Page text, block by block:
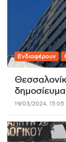
Ενδιαφέρουν
19/03/2024, 15:05